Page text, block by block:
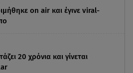
on air και έγινε viral-
20 χρόνια και γίνεται